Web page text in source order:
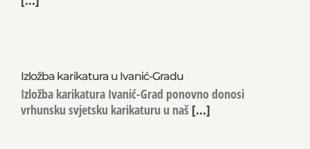
Izložba karikatura u Ivanić-Gradu
Izložba karikatura Ivanić-Grad ponovno donosi
vrhunsku svjetsku karikaturu u naš [...]